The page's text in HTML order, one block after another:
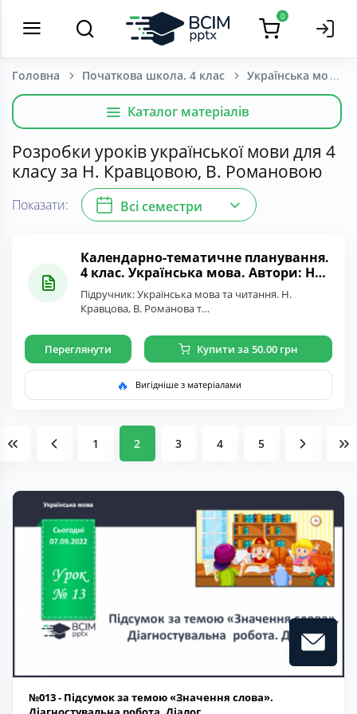
0
Головна Початкова школа. 4 клас Українська мова
Каталог матеріалів
Розробки уроків української мови для 4
класу за Н. Кравцовою, В. Романовою
Показати: Всі семестри
Календарно-тематичне планування.
4 клас. Українська мова. Автори: Н.
Кравцова, В. Романова
Підручник: Українська мова та читання. Н.
Кравцова, В. Романова т…
Переглянути Купити за 50.00 грн
🔥 Вигідніше з матеріалами
1 2 3 4 5
№013 - Підсумок за темою «Значення слова».